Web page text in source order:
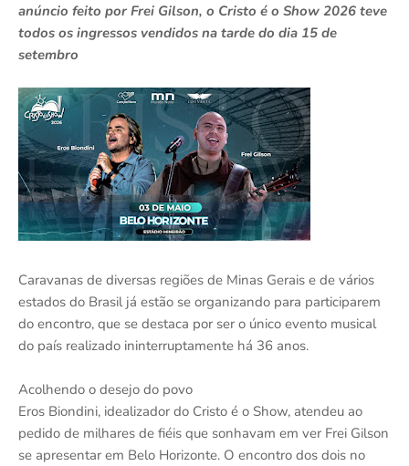
anúncio feito por Frei Gilson, o Cristo é o Show 2026 teve
todos os ingressos vendidos na tarde do dia 15 de
setembro
Caravanas de diversas regiões de Minas Gerais e de vários
estados do Brasil já estão se organizando para participarem
do encontro, que se destaca por ser o único evento musical
do país realizado ininterruptamente há 36 anos.
Acolhendo o desejo do povo
Eros Biondini, idealizador do Cristo é o Show, atendeu ao
pedido de milhares de fiéis que sonhavam em ver Frei Gilson
se apresentar em Belo Horizonte. O encontro dos dois no